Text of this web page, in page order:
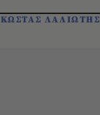
ΚΩΣΤΑΣ ΛΑΛΙΩΤΗΣ